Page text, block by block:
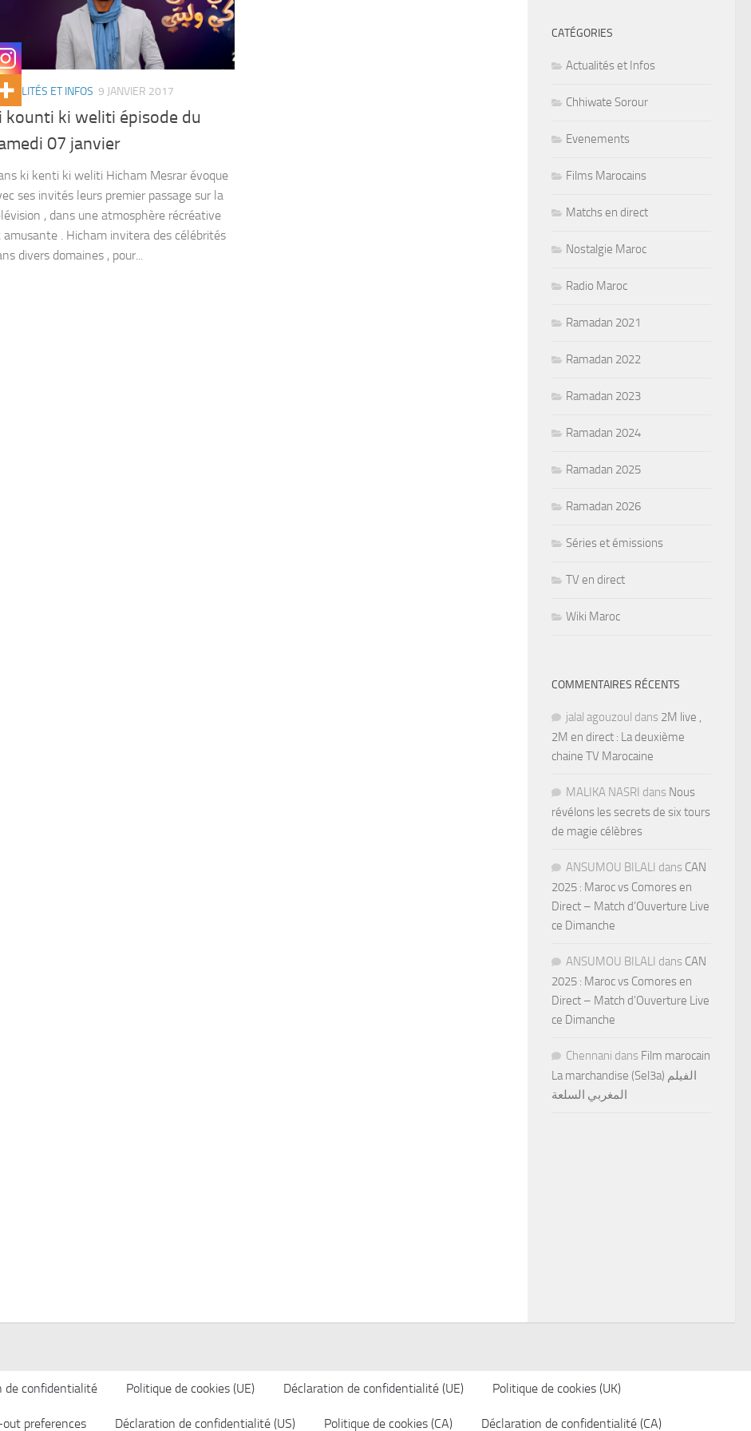
ET INFOS 9 JANVIER 2017
kounti ki weliti épisode du
07 janvier
ki kenti ki weliti Hicham Mesrar évoque
ses invités leurs premier passage sur la
, dans une atmosphère récréative
amusante . Hicham invitera des célébrités
divers domaines , pour...
CATÉGORIES
Actualités et Infos
Chhiwate Sorour
Evenements
Films Marocains
Matchs en direct
Nostalgie Maroc
Radio Maroc
Ramadan 2021
Ramadan 2022
Ramadan 2023
Ramadan 2024
Ramadan 2025
Ramadan 2026
Séries et émissions
TV en direct
Wiki Maroc
COMMENTAIRES RÉCENTS
jalal agouzoul dans 2M live ,
2M en direct : La deuxième
chaine TV Marocaine
MALIKA NASRI dans Nous
révélons les secrets de six tours
de magie célèbres
ANSUMOU BILALI dans CAN
2025 : Maroc vs Comores en
Direct – Match d’Ouverture Live
ce Dimanche
ANSUMOU BILALI dans CAN
2025 : Maroc vs Comores en
Direct – Match d’Ouverture Live
ce Dimanche
Chennani dans Film marocain
La marchandise (Sel3a) الفيلم
المغربي السلعة
de confidentialité Politique de cookies (UE) Déclaration de confidentialité (UE) Politique de cookies (UK)
preferences Déclaration de confidentialité (US) Politique de cookies (CA) Déclaration de confidentialité (CA)